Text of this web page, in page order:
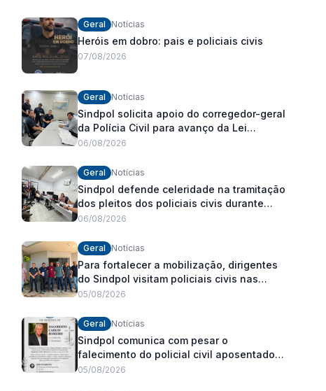
Geral Notícias
Heróis em dobro: pais e policiais civis
07/08/2026
Geral Notícias
Sindpol solicita apoio do corregedor-geral
da Polícia Civil para avanço da Lei
Orgânica Estadual
06/08/2026
Geral Notícias
Sindpol defende celeridade na tramitação
dos pleitos dos policiais civis durante
visita às delegacias
06/08/2026
Geral Notícias
Para fortalecer a mobilização, dirigentes
do Sindpol visitam policiais civis nas
delegacias
05/08/2026
Geral Notícias
Sindpol comunica com pesar o
falecimento do policial civil aposentado
Dagoberto Carlos Romeiro
05/08/2026